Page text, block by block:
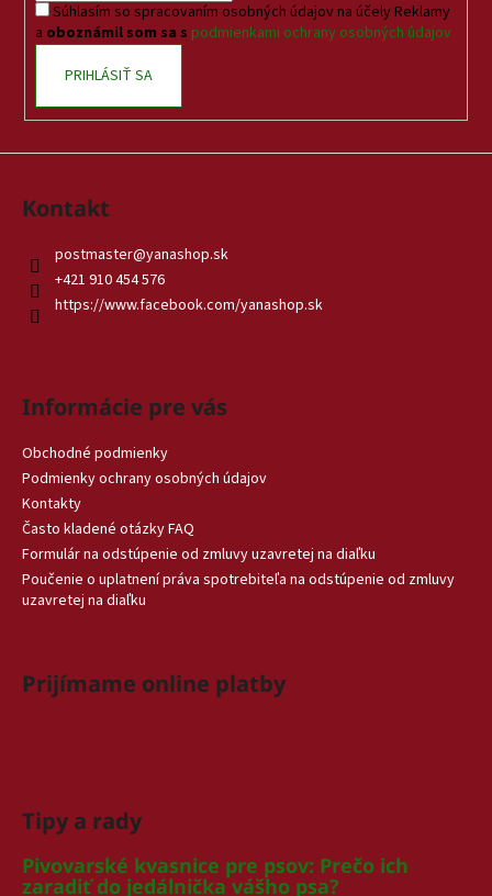
Súhlasím so spracovaním osobných údajov na účely Reklamy
a oboznámil som sa s podmienkami ochrany osobných údajov
PRIHLÁSIŤ SA
Kontakt
postmaster@yanashop.sk
+421 910 454 576
https://www.facebook.com/yanashop.sk
Informácie pre vás
Obchodné podmienky
Podmienky ochrany osobných údajov
Kontakty
Často kladené otázky FAQ
Formulár na odstúpenie od zmluvy uzavretej na diaľku
Poučenie o uplatnení práva spotrebiteľa na odstúpenie od zmluvy
uzavretej na diaľku
Prijímame online platby
Tipy a rady
Pivovarské kvasnice pre psov: Prečo ich
zaradiť do jedálnička vášho psa?